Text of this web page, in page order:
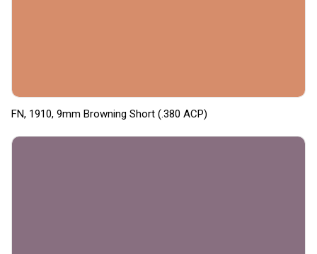
FN, 1910, 9mm Browning Short (.380 ACP)